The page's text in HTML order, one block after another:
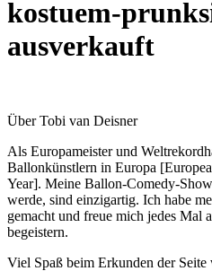
kostuem-
ausverkauft
Über Tobi van Deisner
Als Europameister und
Ballonkünstlern in Europa
Year]. Meine Ballon-Comedy-
werde, sind einzigartig. Ich habe
gemacht und freue mich jedes Mal
begeistern.
Viel Spaß beim Erkunden der Seite